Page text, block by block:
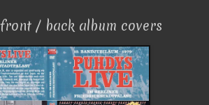
/ back album covers